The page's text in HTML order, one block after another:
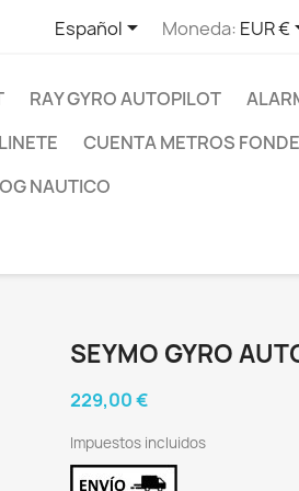
Español Moneda: EUR €
RAY GYRO AUTOPILOT
CUENTA METROS
NAUTICO
SEYMO GYRO
229,00 €
Impuestos incluidos